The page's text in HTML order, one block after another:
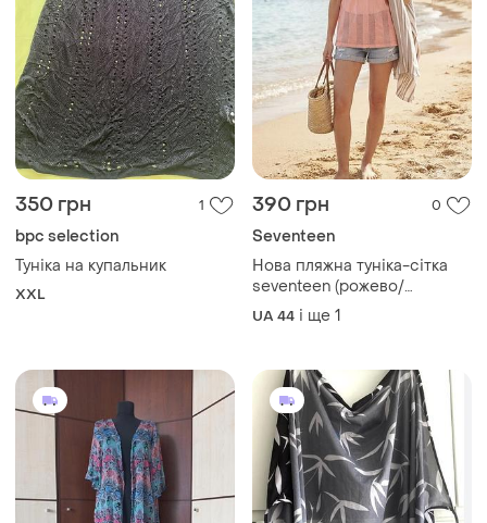
350 грн 1
bpc selection
Туніка на купальник
XXL
390 грн 0
Seventeen
Нова пляжна туніка-сітка
seventeen (рожево/
коралова) р.44-46
UA 44 і ще 1